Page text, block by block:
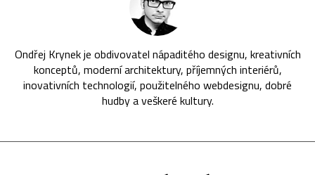
Ondřej Krynek je obdivovatel nápaditého designu, kreativních
konceptů, moderní architektury, příjemných interiérů,
inovativních technologií, použitelného webdesignu, dobré
hudby a veškeré kultury.